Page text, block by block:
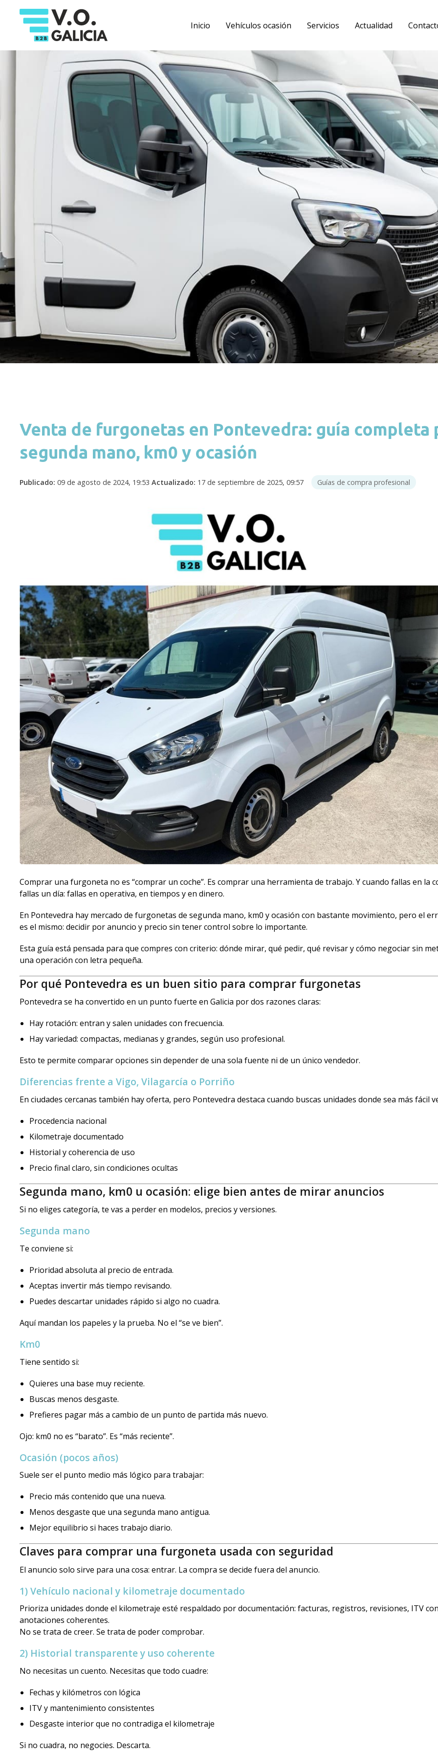
Inicio Vehículos ocasión Servicios Actualidad
Venta de furgonetas en Pontevedra: guía completa
segunda mano, km0 y ocasión
Publicado: 09 de agosto de 2024, 19:53 Actualizado: 17 de septiembre de 2025, 09:57 Guías de compra profesional
Comprar una furgoneta no es “comprar un coche”. Es comprar una herramienta de trabajo. Y cuando fallas en la
fallas un día: fallas en operativa, en tiempos y en dinero.
En Pontevedra hay mercado de furgonetas de segunda mano, km0 y ocasión con bastante movimiento, pero el
es el mismo: decidir por anuncio y precio sin tener control sobre lo importante.
Esta guía está pensada para que compres con criterio: dónde mirar, qué pedir, qué revisar y cómo negociar sin
una operación con letra pequeña.
Por qué Pontevedra es un buen sitio para comprar furgonetas
Pontevedra se ha convertido en un punto fuerte en Galicia por dos razones claras:
Hay rotación: entran y salen unidades con frecuencia.
Hay variedad: compactas, medianas y grandes, según uso profesional.
Esto te permite comparar opciones sin depender de una sola fuente ni de un único vendedor.
Diferencias frente a Vigo, Vilagarcía o Porriño
En ciudades cercanas también hay oferta, pero Pontevedra destaca cuando buscas unidades donde sea más fácil
Procedencia nacional
Kilometraje documentado
Historial y coherencia de uso
Precio final claro, sin condiciones ocultas
Segunda mano, km0 u ocasión: elige bien antes de mirar anuncios
Si no eliges categoría, te vas a perder en modelos, precios y versiones.
Segunda mano
Te conviene si:
Prioridad absoluta al precio de entrada.
Aceptas invertir más tiempo revisando.
Puedes descartar unidades rápido si algo no cuadra.
Aquí mandan los papeles y la prueba. No el “se ve bien”.
Km0
Tiene sentido si:
Quieres una base muy reciente.
Buscas menos desgaste.
Prefieres pagar más a cambio de un punto de partida más nuevo.
Ojo: km0 no es “barato”. Es “más reciente”.
Ocasión (pocos años)
Suele ser el punto medio más lógico para trabajar:
Precio más contenido que una nueva.
Menos desgaste que una segunda mano antigua.
Mejor equilibrio si haces trabajo diario.
Claves para comprar una furgoneta usada con seguridad
El anuncio solo sirve para una cosa: entrar. La compra se decide fuera del anuncio.
1) Vehículo nacional y kilometraje documentado
Prioriza unidades donde el kilometraje esté respaldado por documentación: facturas, registros, revisiones, ITV con
anotaciones coherentes.
No se trata de creer. Se trata de poder comprobar.
2) Historial transparente y uso coherente
No necesitas un cuento. Necesitas que todo cuadre:
Fechas y kilómetros con lógica
ITV y mantenimiento consistentes
Desgaste interior que no contradiga el kilometraje
Si no cuadra, no negocies. Descarta.